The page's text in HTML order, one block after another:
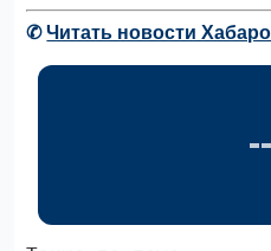
✆Читать новости